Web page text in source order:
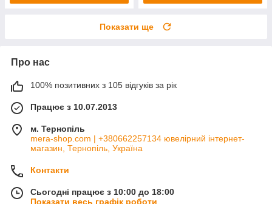
Показати ще
Про нас
100% позитивних з 105 відгуків за рік
Працює з 10.07.2013
м. Тернопіль
mera-shop.com | +380662257134 ювелірний інтернет-
магазин, Тернопіль, Україна
Контакти
Сьогодні працює з 10:00 до 18:00
Показати весь графік роботи